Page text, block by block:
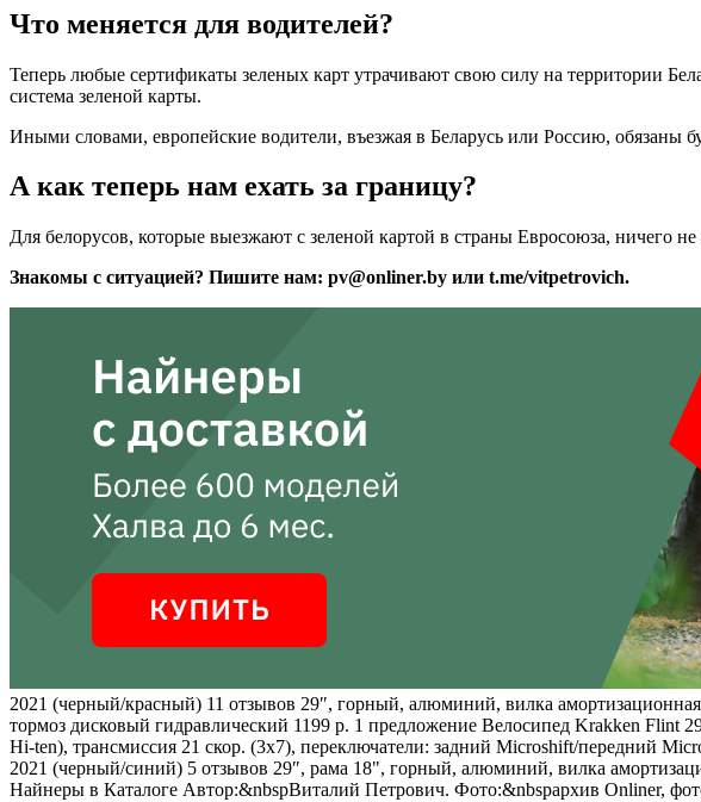
Что меняется для водителей?
Теперь любые сертификаты зеленых карт утрачивают свою силу на территории
система зеленой карты.
Иными словами, европейские водители, въезжая в Беларусь или Россию, обязаны
А как теперь нам ехать за границу?
Для белорусов, которые выезжают с зеленой картой в страны Евросоюза, ничего не
Знакомы с ситуацией? Пишите нам: pv@onliner.by или t.me/vitpetrovich.
2021 (черный/красный) 11 отзывов 29″, горный, алюминий, вилка
тормоз дисковый гидравлический 1199 р. 1 предложение Велосипед Krakken Flint
Hi-ten), трансмиссия 21 скор. (3х7), переключатели: задний Microshift/передний
2021 (черный/синий) 5 отзывов 29″, рама 18", горный, алюминий, вилка
Найнеры в Каталоге Автор:&nbspВиталий Петрович. Фото:&nbspархив Onliner,